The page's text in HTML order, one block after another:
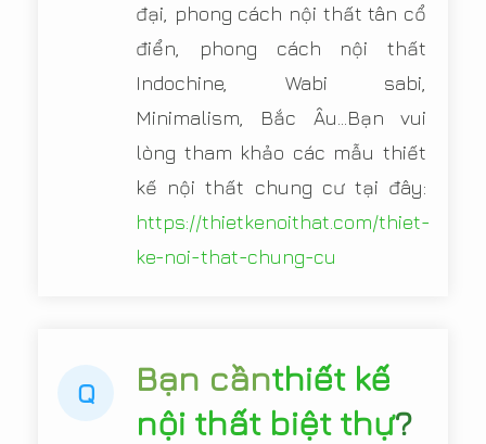
đại, phong cách nội thất tân cổ
điển, phong cách nội thất
Indochine, Wabi sabi,
Minimalism, Bắc Âu...Bạn vui
lòng tham khảo các mẫu thiết
kế nội thất chung cư tại đây:
https://thietkenoithat.com/thiet-
ke-noi-that-chung-cu
Q Bạn cầnthiết kế
nội thất biệt thự?